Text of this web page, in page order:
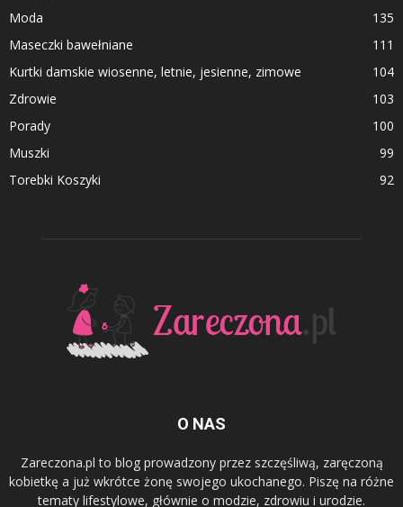
Moda
135
Maseczki bawełniane
111
Kurtki damskie wiosenne, letnie, jesienne, zimowe
104
Zdrowie
103
Porady
100
Muszki
99
Torebki Koszyki
92
O NAS
Zareczona.pl to blog prowadzony przez szczęśliwą, zaręczoną
kobietkę a już wkrótce żonę swojego ukochanego. Piszę na różne
tematy lifestylowe, głównie o modzie, zdrowiu i urodzie.